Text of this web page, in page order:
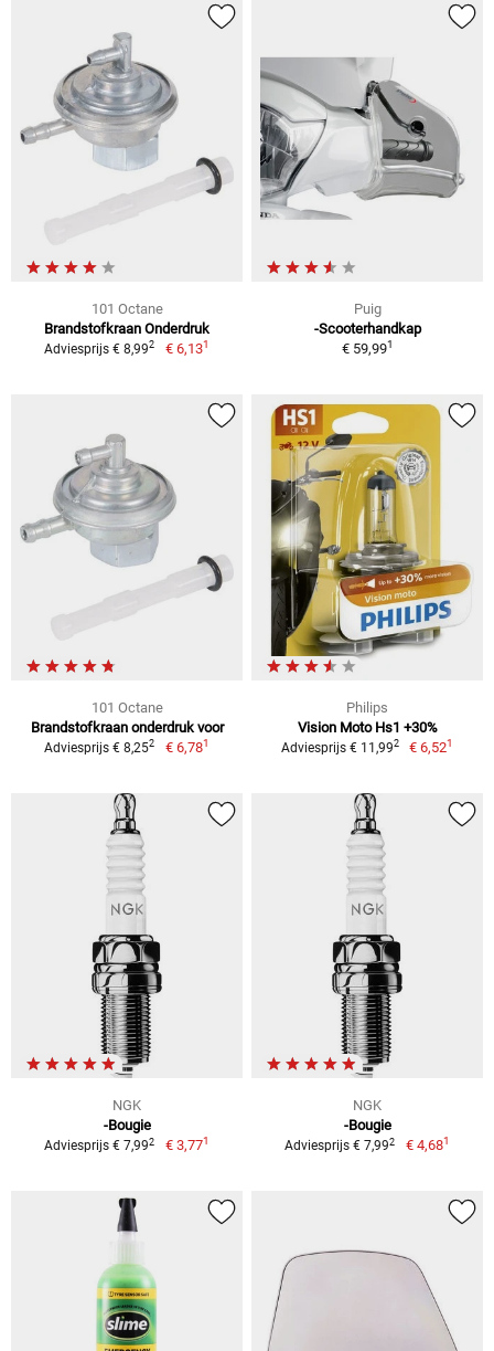
101 Octane
Brandstofkraan Onderdruk
Adviesprijs € 8,992 € 6,131
Puig
-Scooterhandkap
€ 59,991
101 Octane
Brandstofkraan onderdruk voor
Adviesprijs € 8,252 € 6,781
Philips
Vision Moto Hs1 +30%
Adviesprijs € 11,992 € 6,521
NGK
-Bougie
Adviesprijs € 7,992 € 3,771
NGK
-Bougie
Adviesprijs € 7,992 € 4,681